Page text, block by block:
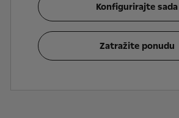
Konfigurirajte sada
Zatražite ponudu